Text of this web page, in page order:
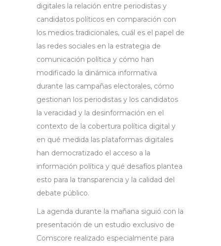
digitales la relación entre periodistas y
candidatos políticos en comparación con
los medios tradicionales, cuál es el papel de
las redes sociales en la estrategia de
comunicación política y cómo han
modificado la dinámica informativa
durante las campañas electorales, cómo
gestionan los periodistas y los candidatos
la veracidad y la desinformación en el
contexto de la cobertura política digital y
en qué medida las plataformas digitales
han democratizado el acceso a la
información política y qué desafíos plantea
esto para la transparencia y la calidad del
debate público.
La agenda durante la mañana siguió con la
presentación de un estudio exclusivo de
Comscore realizado especialmente para